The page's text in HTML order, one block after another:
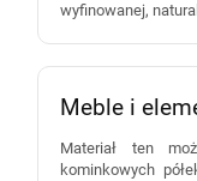
wyfinowanej,
Meble i
Materiał ten
kominkowych